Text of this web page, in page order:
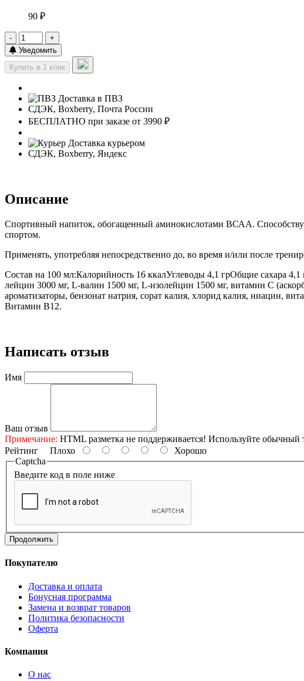
90 ₽
-
+
Уведомить
Купить в 1 клик
Доставка в ПВЗ
СДЭК, Boxberry, Почта России
БЕСПЛАТНО при заказе от 3990 ₽
Доставка курьером
СДЭК, Boxberry, Яндекс
Описание
Спортивный напиток, обогащенный аминокислотами ВСАА.
спортом.
Применять, употребляя непосредственно до, во время и/или после
Состав на 100 мл:Калорийность 16 ккалУглеводы 4,1 грОбщие сахара
лейцин 3000 мг, L-валин 1500 мг, L-изолейцин 1500 мг, витамин С
ароматизаторы, бензонат натрия, сорат калия, хлорид калия, ниацин,
Витамин В12.
Написать отзыв
Имя
Ваш отзыв
Примечание: HTML разметка не поддерживается! Используйте обычный
Рейтинг Плохо
Хорошо
Captcha
Введите код в поле ниже
Продолжить
Покупателю
Доставка и оплата
Бонусная программа
Замена и возврат товаров
Политика безопасности
Оферта
Компания
О нас